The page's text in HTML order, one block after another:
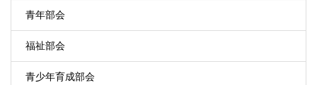
青年部会
福祉部会
青少年育成部会